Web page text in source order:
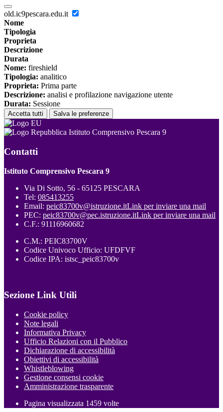
old.ic9pescara.edu.it
Nome
Tipologia
Proprieta
Descrizione
Durata
Nome: fireshield
Tipologia: analitico
Proprieta: Prima parte
Descrizione: analisi e profilazione navigazione utente
Durata: Sessione
Accetta tutti Salva le preferenze
Istituto Comprensivo Pescara 9
Contatti
Istituto Comprensivo Pescara 9
Via Di Sotto, 56 - 65125 PESCARA
Tel: 085413255
Email: peic83700v@istruzione.itLink per inviare una mail
PEC: peic83700v@pec.istruzione.itLink per inviare una mail
C.F.: 91116960682
C.M.: PEIC83700V
Codice Univoco Ufficio: UFDFVF
Codice IPA: istsc_peic83700v
Sezione Link Utili
Cookie policy
Note legali
Informativa Privacy
Ufficio Relazioni con il Pubblico
Dichiarazione di accessibilità
Obiettivi di accessibilità
Whistleblowing
Gestione consensi cookie
Amministrazione trasparente
Pagina visualizzata 1459 volte